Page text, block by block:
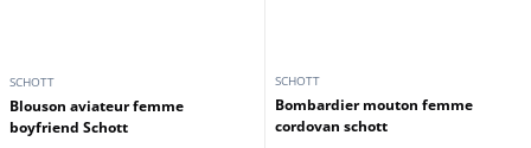
SCHOTT
Blouson aviateur femme
boyfriend Schott
SCHOTT
bombardier mouton femme
cordovan schott